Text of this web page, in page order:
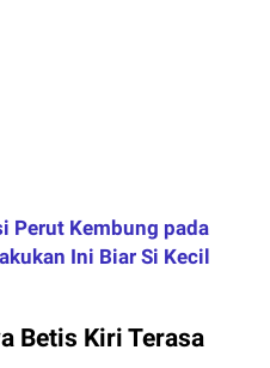
Perut Kembung pada
Ini Biar Si Kecil
Betis Kiri Terasa